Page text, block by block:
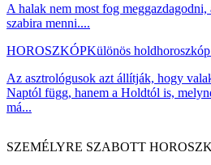
A halak nem most fog
szabira menni....
HOROSZKÓPKülönös
Az asztrológusok azt állítják, hogy
Naptól függ, hanem a Holdtól is,
má...
SZEMÉLYRE SZABOTT